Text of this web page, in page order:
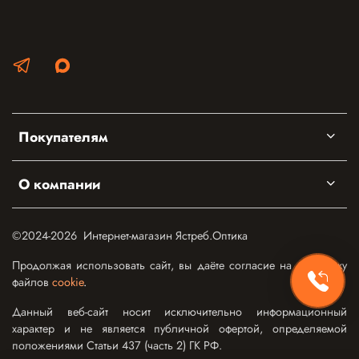
Покупателям
О компании
©2024-2026 Интернет-магазин Ястреб.Оптика
Продолжая использовать сайт, вы даёте согласие на обработку
файлов cookie.
Данный веб-сайт носит исключительно информационный
характер и не является публичной офертой, определяемой
положениями Статьи 437 (часть 2) ГК РФ.